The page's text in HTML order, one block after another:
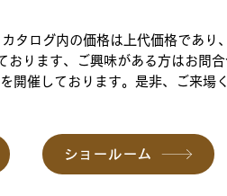
タログ内の価格は上代価格であり
おります、ご興味がある方はお問
開催しております。是非、ご来場
ショールーム